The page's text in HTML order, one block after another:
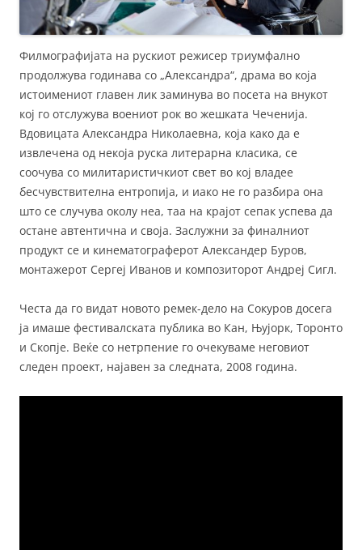
Филмографијата на рускиот режисер триумфално
продолжува годинава со „Александра“, драма во која
истоимениот главен лик заминува во посета на внукот
кој го отслужува воениот рок во жешката Чеченија.
Вдовицата Александра Николаевна, која како да е
извлечена од некоја руска литерарна класика, се
соочува со милитаристичкиот свет во кој владее
бесчувствителна ентропија, и иако не го разбира она
што се случува околу неа, таа на крајот сепак успева да
остане автентична и своја. Заслужни за финалниот
продукт се и кинематограферот Александер Буров,
монтажерот Сергеј Иванов и композиторот Андреј Сигл.
Честа да го видат новото ремек-дело на Сокуров досега
ја имаше фестивалската публика во Кан, Њујорк, Торонто
и Скопје. Веќе со нетрпение го очекуваме неговиот
следен проект, најавен за следната, 2008 година.